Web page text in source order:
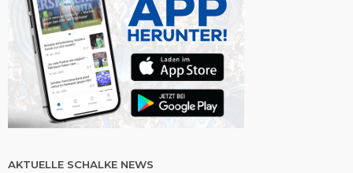
AKTUELLE SCHALKE NEWS